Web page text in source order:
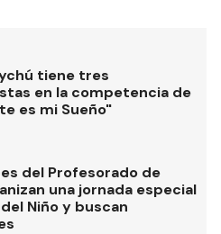
tiene tres
en la competencia de
es mi Sueño"
del Profesorado de
una jornada especial
Niño y buscan